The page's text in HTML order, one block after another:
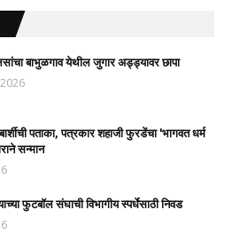
बाभुळगाव येथील जुगार अड्ड्यावर छापा
पताका, पत्रकार शहाजी फुरडेंचा 'भागवत धर्म
सन्मान
फुटबॉल संघाची विभागीय स्पर्धेसाठी निवड